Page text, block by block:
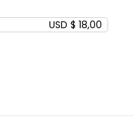
USD $ 18,00